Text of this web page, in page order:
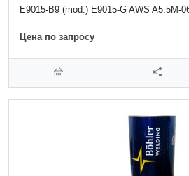
E9015-B9 (mod.) E9015-G AWS A5.5M-
Цена по запросу